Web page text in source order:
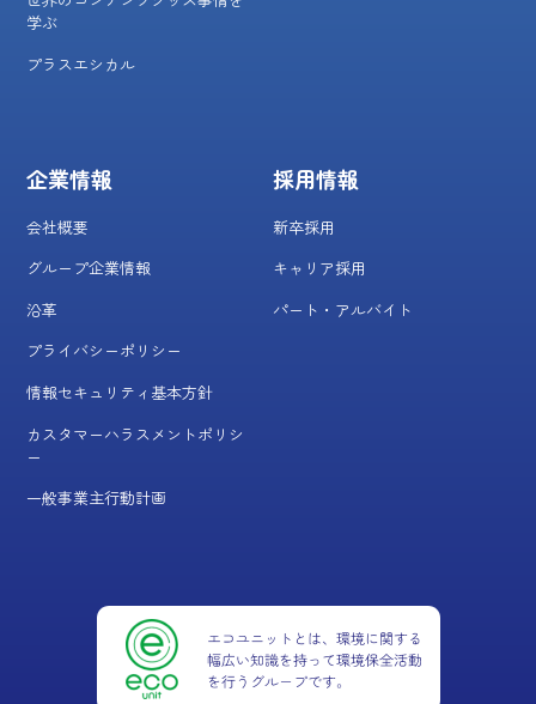
学ぶ
プラスエシカル
企業情報
会社概要
グループ企業情報
沿革
プライバシーポリシー
情報セキュリティ基本方針
カスタマーハラスメントポリシ
ー
一般事業主行動計画
採用情報
新卒採用
キャリア採用
パート・アルバイト